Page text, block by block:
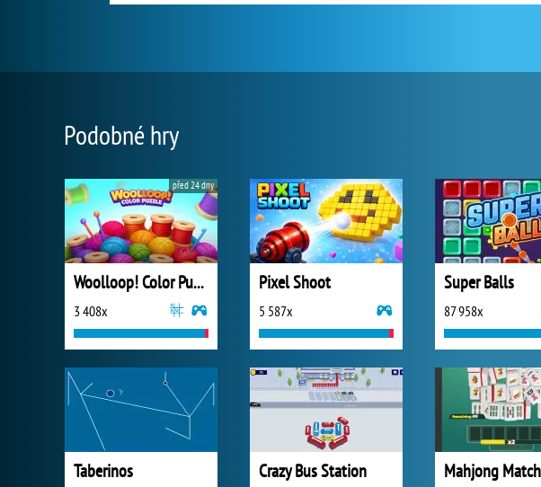
Podobné hry
Woolloop! Color Puzzle
3 408x
před 24 dny
Pixel Shoot
5 587x
Super Balls
87 958x
Taberinos Crazy Bus Station Mahjong Match